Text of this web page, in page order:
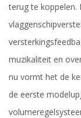
terug te koppelen.
muzikaliteit en
nu vormt het de
de eerste